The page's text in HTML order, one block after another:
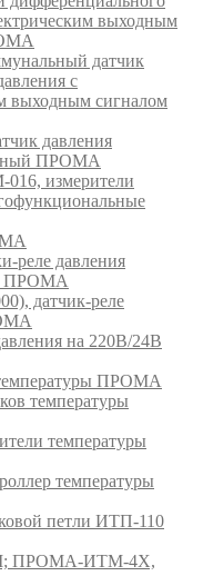
выходным
датчик
с
выходным сигналом
давления
ПРОМА
измерители
реле давления
ПРОМА
датчик-реле
на 220В/24В
ПРОМА
температуры
температуры
температуры
петли ИТП-110
ПРОМА-ИТМ-4Х,